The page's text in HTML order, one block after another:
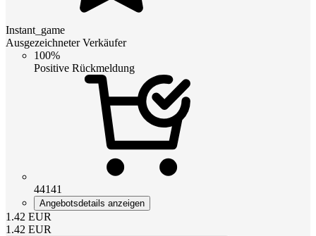
Instant_game
Ausgezeichneter Verkäufer
100%
Positive Rückmeldung
44141
Angebotsdetails anzeigen
1.42 EUR
1.42 EUR